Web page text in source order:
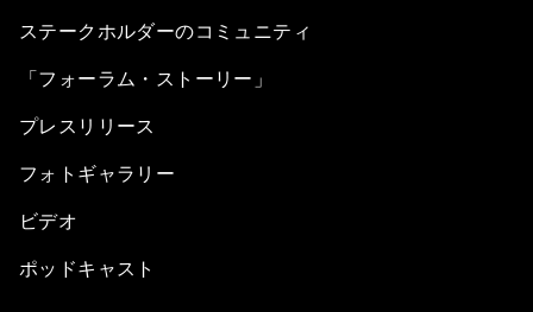
ステークホルダーのコミュニティ
「フォーラム・ストーリー」
プレスリリース
フォトギャラリー
ビデオ
ポッドキャスト